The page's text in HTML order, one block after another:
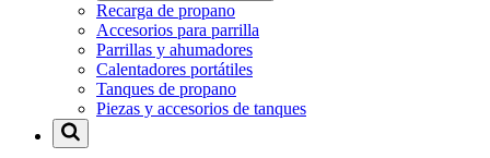
Recarga de propano
Accesorios para parrilla
Parrillas y ahumadores
Calentadores portátiles
Tanques de propano
Piezas y accesorios de tanques